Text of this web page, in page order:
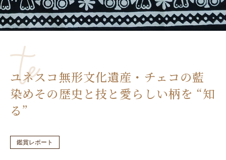
ユネスコ無形文化遺産・チェコの藍
染めその歴史と技と愛らしい柄を “知
る”
鑑賞レポート